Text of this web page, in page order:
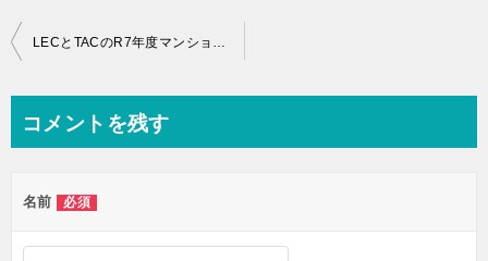
投
ビ
ー
シ
LECとTACのR7年度マンション管理士試験の合格推定点が公表された
コメントを残す
名前 必須